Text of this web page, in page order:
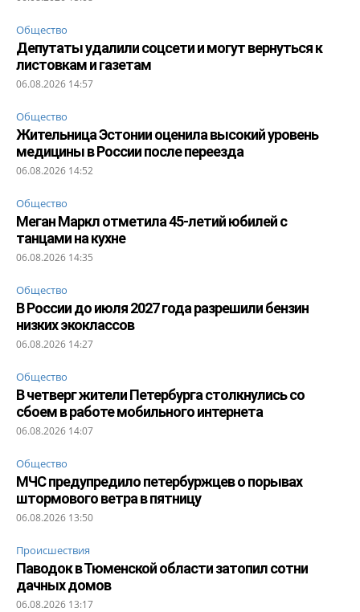
Общество
Депутаты удалили соцсети и могут вернуться к
листовкам и газетам
06.08.2026 14:57
Общество
Жительница Эстонии оценила высокий уровень
медицины в России после переезда
06.08.2026 14:52
Общество
Меган Маркл отметила 45-летий юбилей с
танцами на кухне
06.08.2026 14:35
Общество
В России до июля 2027 года разрешили бензин
низких экоклассов
06.08.2026 14:27
Общество
В четверг жители Петербурга столкнулись со
сбоем в работе мобильного интернета
06.08.2026 14:07
Общество
МЧС предупредило петербуржцев о порывах
штормового ветра в пятницу
06.08.2026 13:50
Происшествия
Паводок в Тюменской области затопил сотни
дачных домов
06.08.2026 13:17